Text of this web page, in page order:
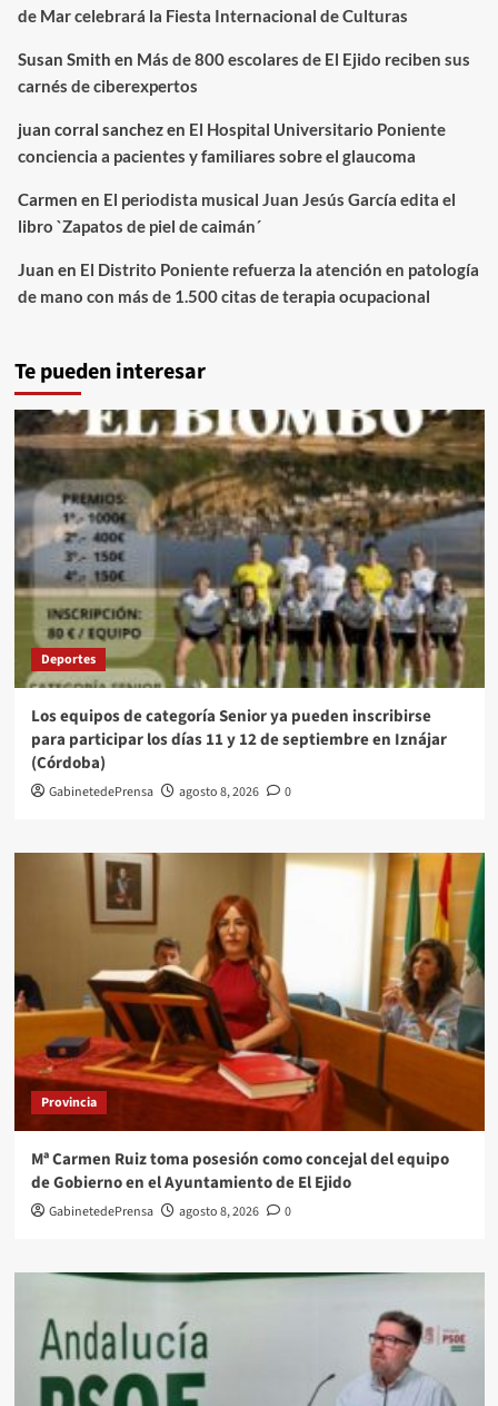
de Mar celebrará la Fiesta Internacional de Culturas
Susan Smith en Más de 800 escolares de El Ejido reciben sus
carnés de ciberexpertos
juan corral sanchezen El Hospital Universitario Poniente
conciencia a pacientes y familiares sobre el glaucoma
Carmen en El periodista musical Juan Jesús García edita el
libro `Zapatos de piel de caimán´
Juan en El Distrito Poniente refuerza la atención en patología
de mano con más de 1.500 citas de terapia ocupacional
Te pueden interesar
Deportes
Los equipos de categoría Senior ya pueden inscribirse
para participar los días 11 y 12 de septiembre en Iznájar
(Córdoba)
GabinetedePrensa agosto 8, 2026 0
Provincia
Mª Carmen Ruiz toma posesión como concejal del equipo
de Gobierno en el Ayuntamiento de El Ejido
GabinetedePrensa agosto 8, 2026 0